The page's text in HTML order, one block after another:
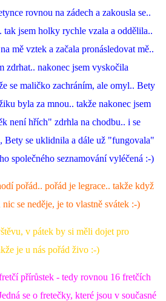
rovnou na zádech a zakousla se..
tak jsem holky rychle vzala a oddělila..
mě vztek a začala pronásledovat mě..
zdrhat.. nakonec jsem vyskočila
se maličko zachráním, ale omyl.. Bety
byla za mnou.. takže nakonec jsem
není hřích" zdrhla na chodbu.. i se
Bety se uklidnila a dále už "fungovala"
společného seznamování vyléčená :-)
pořád.. pořád je legrace.. takže když
se neděje, je to vlastně svátek :-)
v pátek by si měli dojet pro
je u nás pořád živo :-)
přírůstek - tedy rovnou 16 fretčích
se o fretečky, které jsou v současné